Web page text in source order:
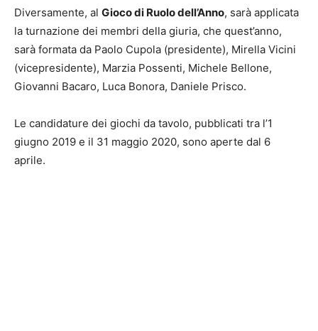
Diversamente, al Gioco di Ruolo dell’Anno, sarà applicata
la turnazione dei membri della giuria, che quest’anno,
sarà formata da Paolo Cupola (presidente), Mirella Vicini
(vicepresidente), Marzia Possenti, Michele Bellone,
Giovanni Bacaro, Luca Bonora, Daniele Prisco.
Le candidature dei giochi da tavolo, pubblicati tra l’1
giugno 2019 e il 31 maggio 2020, sono aperte dal 6
aprile.